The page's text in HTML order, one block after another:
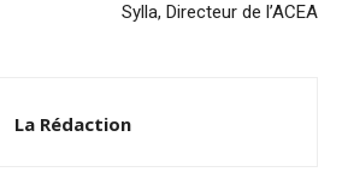
Sylla, Directeur de l’ACEA
La Rédaction